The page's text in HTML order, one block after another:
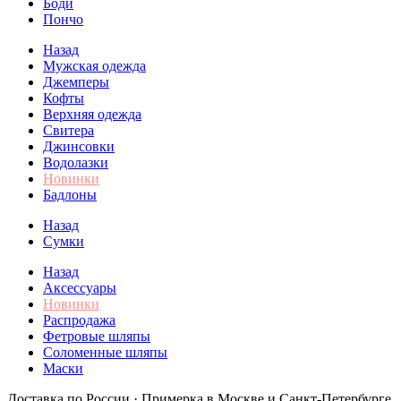
Боди
Пончо
Назад
Мужская одежда
Джемперы
Кофты
Верхняя одежда
Свитера
Джинсовки
Водолазки
Новинки
Бадлоны
Назад
Сумки
Назад
Аксессуары
Новинки
Распродажа
Фетровые шляпы
Соломенные шляпы
Маски